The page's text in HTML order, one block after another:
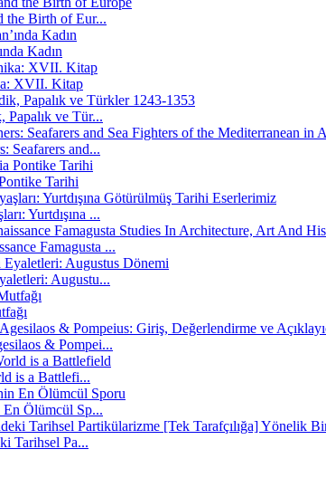
the Birth of Eur...
Kadın
XVII. Kitap
Papalık ve Tür...
Seafarers and...
Tarihi
Yurtdışına ...
Famagusta ...
Augustu...
& Pompei...
is a Battlefi...
Ölümcül Sp...
Tarihsel Pa...